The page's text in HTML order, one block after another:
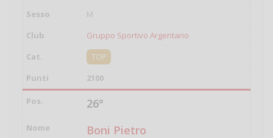
M
Gruppo Sportivo Argentario
TOP
2100
26°
Boni Pietro